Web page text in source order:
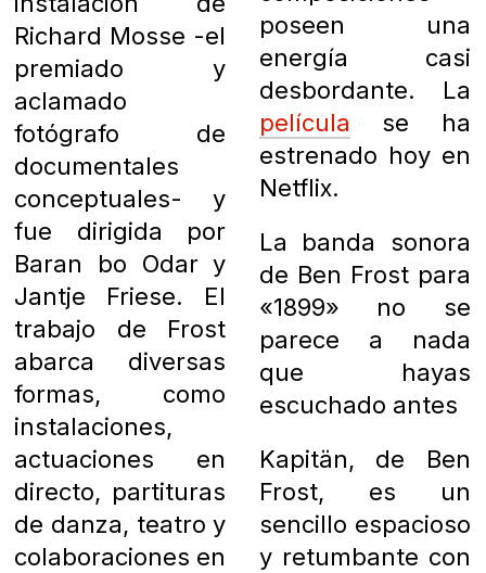
Richard Mosse -el
premiado y
aclamado
fotógrafo de
documentales
conceptuales- y
fue dirigida por
Baran bo Odar y
Jantje Friese. El
trabajo de Frost
abarca diversas
formas, como
instalaciones,
actuaciones en
directo, partituras
de danza, teatro y
colaboraciones en
poseen una
energía casi
desbordante. La
película se ha
estrenado hoy en
Netflix.
La banda sonora
de Ben Frost para
«1899» no se
parece a nada
que hayas
escuchado antes
Kapitän, de Ben
Frost, es un
sencillo espacioso
y retumbante con